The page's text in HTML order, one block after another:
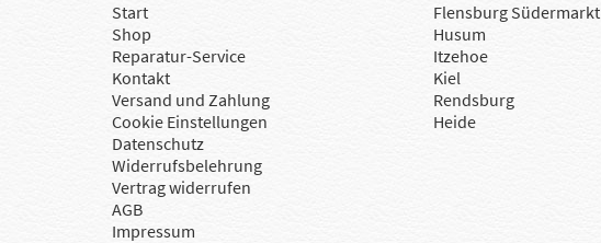
Start
Shop
Reparatur-Service
Kontakt
Versand und Zahlung
Cookie Einstellungen
Datenschutz
Widerrufsbelehrung
Vertrag widerrufen
AGB
Impressum
Flensburg Südermarkt
Husum
Itzehoe
Kiel
Rendsburg
Heide